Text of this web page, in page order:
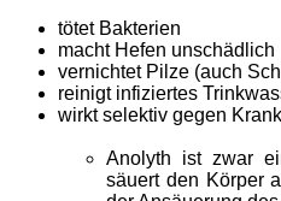
tötet Bakterien
macht Hefen unschädlich
vernichtet Pilze (auch
reinigt infiziertes
wirkt selektiv gegen
Anolyth ist zwar
säuert den Körper